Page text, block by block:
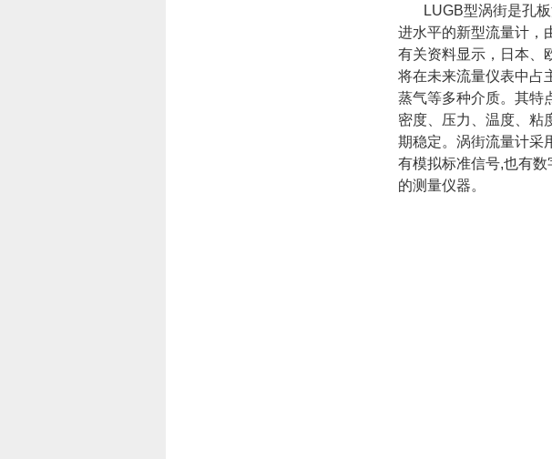
LUGB型涡街是孔板
进水平的新型流量计，
有关资料显示，日本、
将在未来流量仪表中占
蒸气等多种介质。其特
密度、压力、温度、粘
期稳定。涡街流量计采
有模拟标准信号,也有
的测量仪器。